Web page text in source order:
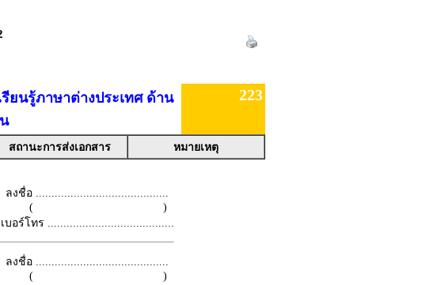
ยนรู้ภาษาต่างประเทศ ด้าน
223
สถานะการส่งเอกสาร
หมายเหตุ
ลงชื่อ ..........................................
( )
เบอร์โทร ........................................
ลงชื่อ ..........................................
( )